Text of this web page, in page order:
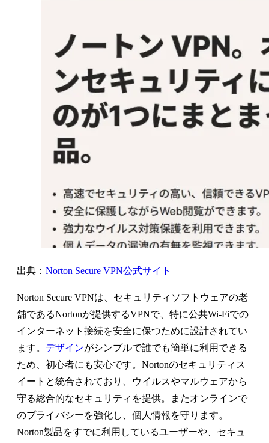
出典： Norton Secure VPN公式サイト
Norton Secure VPNは、セキュリティソフトウェアの老
舗であるNortonが提供するVPNで、特に公共Wi-Fiでの
インターネット接続を安全に保つために設計されてい
ます。 デザインがシンプルで誰でも簡単に利用できる
ため、初心者にも安心です。Nortonのセキュリティス
イートと統合されており、ウイルスやマルウェアから
守る総合的なセキュリティを提供。またオンラインで
のプライバシーを強化し、個人情報を守ります。
Norton製品をすでに利用しているユーザーや、セキュ